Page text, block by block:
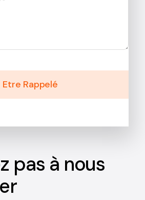
Etre Rappelé
pas à nous